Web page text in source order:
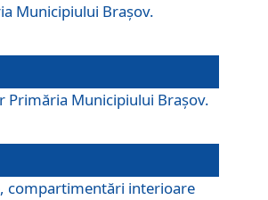
Municipiului Braşov.
Primăria Municipiului Braşov.
compartimentări interioare